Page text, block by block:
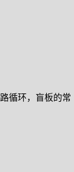
循环，盲板的常